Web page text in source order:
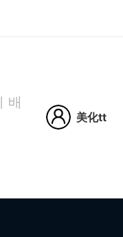
배
美化tt